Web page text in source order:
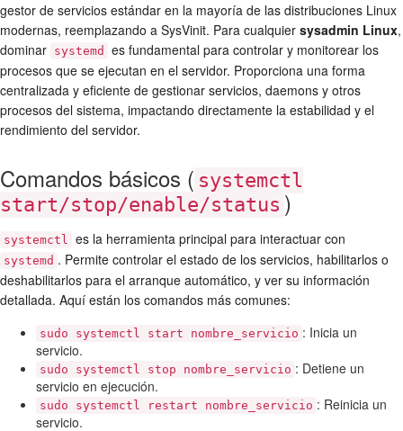
gestor de servicios estándar en la mayoría de las distribuciones Linux
modernas, reemplazando a SysVinit. Para cualquier sysadmin Linux,
dominar systemd
es fundamental para controlar y monitorear los
procesos que se ejecutan en el servidor. Proporciona una forma
centralizada y eficiente de gestionar servicios, daemons y otros
procesos del sistema, impactando directamente la estabilidad y el
rendimiento del servidor.
Comandos básicos ( systemctl
start/stop/enable/status )
systemctl es la herramienta principal para interactuar con
systemd . Permite controlar el estado de los servicios, habilitarlos o
deshabilitarlos para el arranque automático, y ver su información
detallada. Aquí están los comandos más comunes:
sudo systemctl start nombre_servicio : Inicia un
servicio.
sudo systemctl stop nombre_servicio : Detiene un
servicio en ejecución.
sudo systemctl restart nombre_servicio : Reinicia un
servicio.